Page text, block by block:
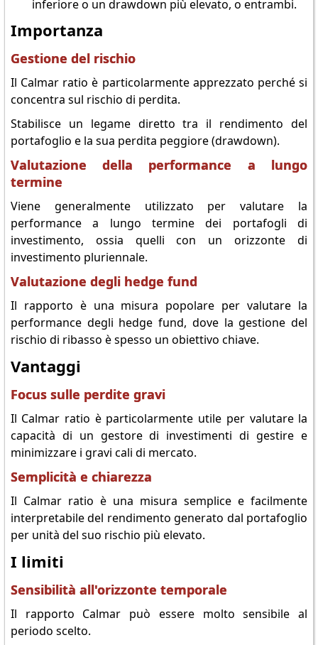
inferiore o un drawdown più elevato, o entrambi.
Importanza
Gestione del rischio
Il Calmar ratio è particolarmente apprezzato perché si
concentra sul rischio di perdita.
Stabilisce un legame diretto tra il rendimento del
portafoglio e la sua perdita peggiore (drawdown).
Valutazione della performance a lungo
termine
Viene generalmente utilizzato per valutare la
performance a lungo termine dei portafogli di
investimento, ossia quelli con un orizzonte di
investimento pluriennale.
Valutazione degli hedge fund
Il rapporto è una misura popolare per valutare la
performance degli hedge fund, dove la gestione del
rischio di ribasso è spesso un obiettivo chiave.
Vantaggi
Focus sulle perdite gravi
Il Calmar ratio è particolarmente utile per valutare la
capacità di un gestore di investimenti di gestire e
minimizzare i gravi cali di mercato.
Semplicità e chiarezza
Il Calmar ratio è una misura semplice e facilmente
interpretabile del rendimento generato dal portafoglio
per unità del suo rischio più elevato.
I limiti
Sensibilità all'orizzonte temporale
Il rapporto Calmar può essere molto sensibile al
periodo scelto.